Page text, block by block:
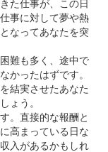
た仕事が、この日
事に対して夢や熱
なってあなたを突
難も多く、途中で
かったはずです。
結実させたあなた
ょう。
。直接的な報酬と
高まっている日な
入があるかもしれ